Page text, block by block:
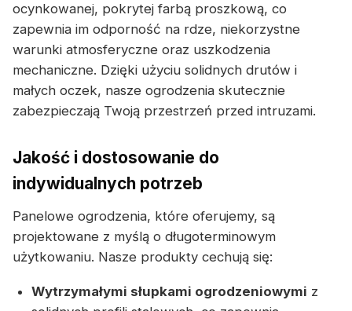
ocynkowanej, pokrytej farbą proszkową, co
zapewnia im odporność na rdze, niekorzystne
warunki atmosferyczne oraz uszkodzenia
mechaniczne. Dzięki użyciu solidnych drutów i
małych oczek, nasze ogrodzenia skutecznie
zabezpieczają Twoją przestrzeń przed intruzami.
Jakość i dostosowanie do
indywidualnych potrzeb
Panelowe ogrodzenia, które oferujemy, są
projektowane z myślą o długoterminowym
użytkowaniu. Nasze produkty cechują się:
Wytrzymałymi słupkami ogrodzeniowymi z